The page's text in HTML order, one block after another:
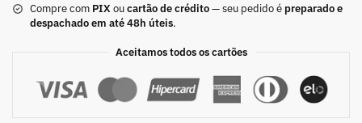
Compre com PIX oucartão de crédito— seu pedido é preparado e
despachado em até 48h úteis.
Aceitamos todos os cartões